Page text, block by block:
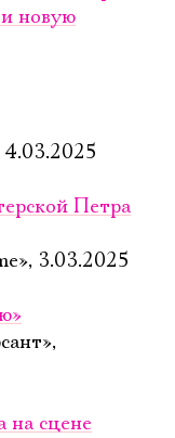
новую
4.03.2025
Петра
3.03.2025
на сцене